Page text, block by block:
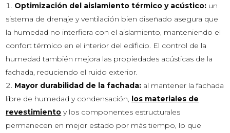
Optimización del aislamiento térmico y acústico: un
sistema de drenaje y ventilación bien diseñado asegura que
la humedad no interfiera con el aislamiento, manteniendo el
confort térmico en el interior del edificio. El control de la
humedad también mejora las propiedades acústicas de la
fachada, reduciendo el ruido exterior.
Mayor durabilidad de la fachada: al mantener la fachada
libre de humedad y condensación, los materiales de
revestimiento y los componentes estructurales
permanecen en mejor estado por más tiempo, lo que